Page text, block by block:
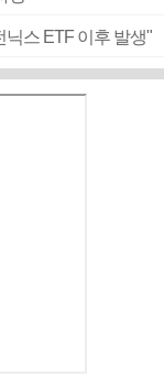
닉스 ETF 이후 발생"